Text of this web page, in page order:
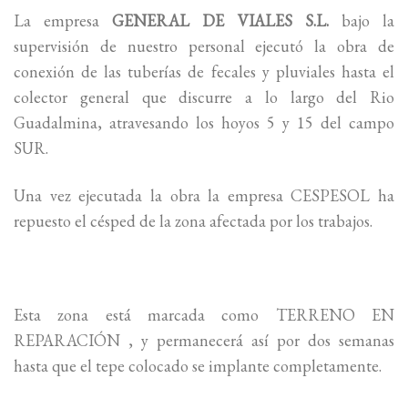
La empresaGENERAL DE VIALES S.L. bajo la
supervisión de nuestro personal ejecutó la obra de
conexión de las tuberías de fecales y pluviales hasta el
colector general que discurre a lo largo del Rio
Guadalmina, atravesando los hoyos 5 y 15 del campo
SUR.
Una vez ejecutada la obra la empresa CESPESOL ha
repuesto el césped de la zona afectada por los trabajos.
Esta zona está marcada como TERRENO EN
REPARACIÓN , y permanecerá así por dos semanas
hasta que el tepe colocado se implante completamente.